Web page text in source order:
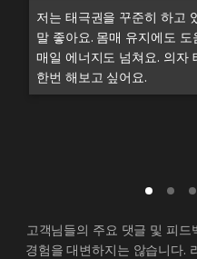
저는 태극권을 꾸준히 하고
말 좋아요. 몸매 유지에도 도
매일 에너지도 넘쳐요. 의자
한번 해보고 싶어요.
고객님들의 주요 댓글 및 피
경험을 대변하지는 않습니다.